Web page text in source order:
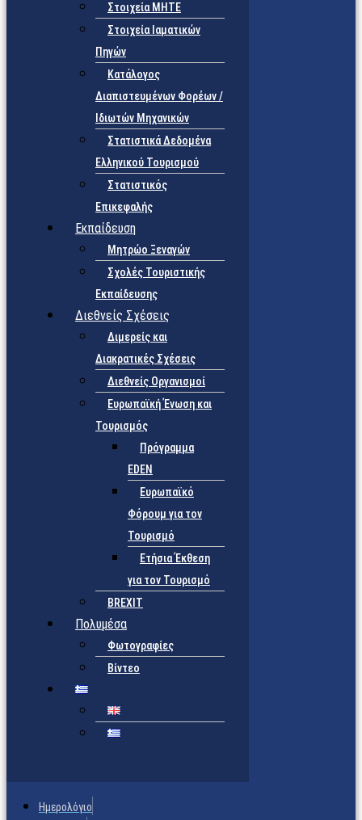
Στοιχεία ΜΗΤΕ
Στοιχεία Ιαματικών
Πηγών
Κατάλογος
Διαπιστευμένων Φορέων /
Ιδιωτών Μηχανικών
Στατιστικά Δεδομένα
Ελληνικού Τουρισμού
Στατιστικός
Επικεφαλής
Εκπαίδευση
Μητρώο Ξεναγών
Σχολές Τουριστικής
Εκπαίδευσης
Διεθνείς Σχέσεις
Διμερείς και
Διακρατικές Σχέσεις
Διεθνείς Οργανισμοί
Ευρωπαϊκή Ένωση και
Τουρισμός
Πρόγραμμα
EDEN
Ευρωπαϊκό
Φόρουμ για τον
Τουρισμό
Ετήσια Έκθεση
για τον Τουρισμό
BREXIT
Πολυμέσα
Φωτογραφίες
Βίντεο
Ημερολόγιο